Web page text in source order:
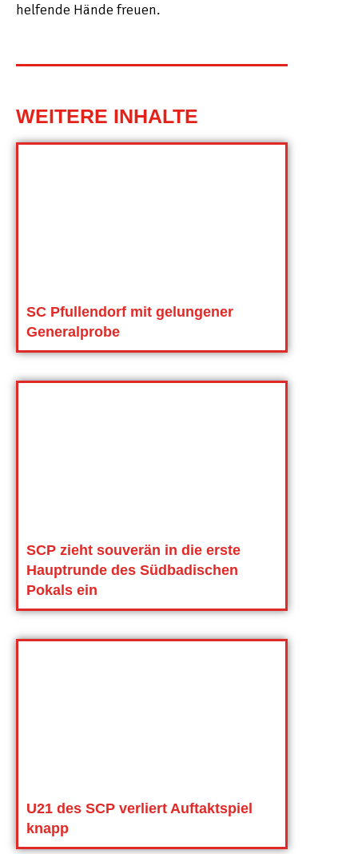
helfende Hände freuen.
WEITERE INHALTE
SC Pfullendorf mit gelungener
Generalprobe
SCP zieht souverän in die erste
Hauptrunde des Südbadischen
Pokals ein
U21 des SCP verliert Auftaktspiel
knapp